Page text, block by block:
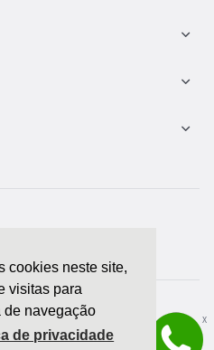
cookies neste site,
visitas para
de navegação
de privacidade
ajuda para escolher?
X